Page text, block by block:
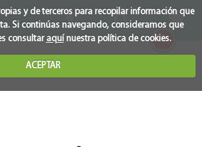
y de terceros para recopilar información que
Si continúas navegando, consideramos que
consultar aquínuestra política de cookies.
ACEPTAR
0